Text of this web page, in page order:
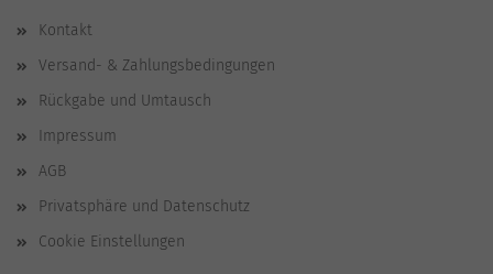
Kontakt
Versand- & Zahlungsbedingungen
Rückgabe und Umtausch
Impressum
AGB
Privatsphäre und Datenschutz
Cookie Einstellungen